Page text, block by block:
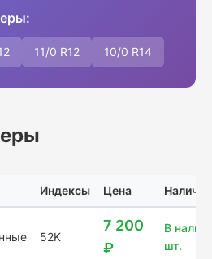
11/0 R12 10/0 R14
Индексы Цена Наличие
52K
7 200
₽
В
шт.